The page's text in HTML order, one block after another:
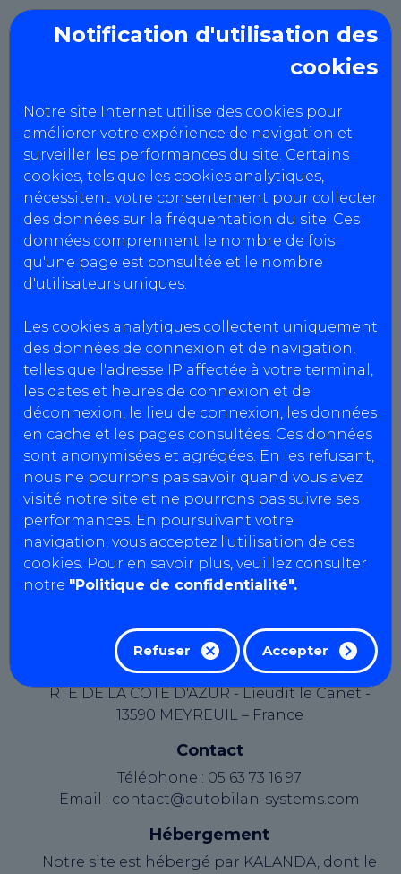
Notification d'utilisation des
cookies
Notre site Internet utilise des cookies pour
améliorer votre expérience de navigation et
surveiller les performances du site. Certains
cookies, tels que les cookies analytiques,
nécessitent votre consentement pour collecter
des données sur la fréquentation du site. Ces
données comprennent le nombre de fois
qu'une page est consultée et le nombre
d'utilisateurs uniques.
Les cookies analytiques collectent uniquement
des données de connexion et de navigation,
telles que l'adresse IP affectée à votre terminal,
les dates et heures de connexion et de
déconnexion, le lieu de connexion, les données
en cache et les pages consultées. Ces données
sont anonymisées et agrégées. En les refusant,
nous ne pourrons pas savoir quand vous avez
visité notre site et ne pourrons pas suivre ses
performances. En poursuivant votre
navigation, vous acceptez l'utilisation de ces
cookies. Pour en savoir plus, veuillez consulter
notre "Politique de confidentialité".
Refuser Accepter
CCTA du Marensin
Mentions Légales
Informations centres
CCTA DU MARENSIN
Agrément : S040Z181
SIRET : 945 134 047 00014
FR03945134047
Capital social : 1000 €
CCTA DU MARENSIN
Agrément : L040Z182
SIRET : 945 134 047 00014
N° intracommunautaire :
FR03945134047
Capital social : 1000 €
Le présent site web est édité par AutoBilan-
Systems, une société par actions simplifiée au
capital de 19362,00 euros, immatriculée au
Provence sous le numéro B 334 821 097.
Éditeur du site
RTE DE LA COTE D'AZUR - Lieudit le Canet -
13590 MEYREUIL – France
Contact
Téléphone : 05 63 73 16 97
Email : contact@autobilan-systems.com
Hébergement
Notre site est hébergé par KALANDA, dont le